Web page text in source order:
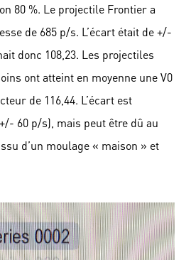
80 %. Le projectile Frontier a
de 685 p/s. L’écart était de +/-
donc 108,23. Les projectiles
ont atteint en moyenne une V0
de 116,44. L’écart est
60 p/s), mais peut être dû au
d’un moulage « maison » et